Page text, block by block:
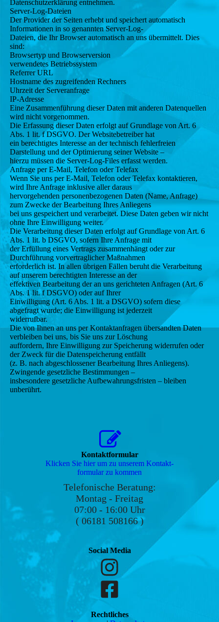
Datenschutzerklärung entnehmen.
Server-Log-Dateien
Der Provider der Seiten erhebt und speichert automatisch
Informationen in so genannten Server-Log-
Dateien, die Ihr Browser automatisch an uns übermittelt. Dies
sind:
Browsertyp und Browserversion
verwendetes Betriebssystem
Referrer URL
Hostname des zugreifenden Rechners
Uhrzeit der Serveranfrage
IP-Adresse
Eine Zusammenführung dieser Daten mit anderen Datenquellen
wird nicht vorgenommen.
Die Erfassung dieser Daten erfolgt auf Grundlage von Art. 6
Abs. 1 lit. f DSGVO. Der Websitebetreiber hat
ein berechtigtes Interesse an der technisch fehlerfreien
Darstellung und der Optimierung seiner Website –
hierzu müssen die Server-Log-Files erfasst werden.
Anfrage per E-Mail, Telefon oder Telefax
Wenn Sie uns per E-Mail, Telefon oder Telefax kontaktieren,
wird Ihre Anfrage inklusive aller daraus
hervorgehenden personenbezogenen Daten (Name, Anfrage)
zum Zwecke der Bearbeitung Ihres Anliegens
bei uns gespeichert und verarbeitet. Diese Daten geben wir nicht
ohne Ihre Einwilligung weiter.
Die Verarbeitung dieser Daten erfolgt auf Grundlage von Art. 6
Abs. 1 lit. b DSGVO, sofern Ihre Anfrage mit
der Erfüllung eines Vertrags zusammenhängt oder zur
Durchführung vorvertraglicher Maßnahmen
erforderlich ist. In allen übrigen Fällen beruht die Verarbeitung
auf unserem berechtigten Interesse an der
effektiven Bearbeitung der an uns gerichteten Anfragen (Art. 6
Abs. 1 lit. f DSGVO) oder auf Ihrer
Einwilligung (Art. 6 Abs. 1 lit. a DSGVO) sofern diese
abgefragt wurde; die Einwilligung ist jederzeit
widerrufbar.
Die von Ihnen an uns per Kontaktanfragen übersandten Daten
verbleiben bei uns, bis Sie uns zur Löschung
auffordern, Ihre Einwilligung zur Speicherung widerrufen oder
der Zweck für die Datenspeicherung entfällt
(z. B. nach abgeschlossener Bearbeitung Ihres Anliegens).
Zwingende gesetzliche Bestimmungen –
insbesondere gesetzliche Aufbewahrungsfristen – bleiben
unberührt.
Kontaktformular
Klicken Sie hier um zu unserem Kon­takt­
for­mu­lar zu kommen
Telefonische Beratung:
Montag - Freitag
07:00 - 16:00 Uhr
( 06181 508166 )
Social Media
Rechtliches